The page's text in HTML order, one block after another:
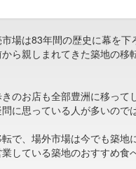
場は83年間の歴史に幕を下
から親しまれてきた築地の
のお店も全部豊洲に移って
に思っている人が多いので
で、場外市場は今でも築地
している築地のおすすめ食